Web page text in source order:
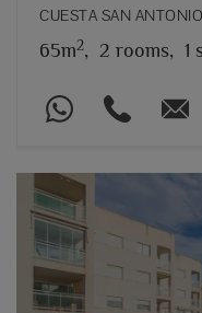
CUESTA SAN
65m2, 2 rooms, 1